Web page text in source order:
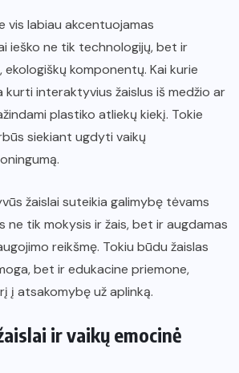
vis labiau akcentuojamas
ieško ne tik technologijų, bet ir
ekologiškų komponentų. Kai kurie
interaktyvius žaislus iš medžio ar
plastiko atliekų kiekį. Tokie
siekiant ugdyti vaikų
žaislai suteikia galimybę tėvams
ne tik mokysis ir žais, bet ir augdamas
reikšmę. Tokiu būdu žaislas
bet ir edukacine priemone,
į atsakomybę už aplinką.
ir vaikų emocinė